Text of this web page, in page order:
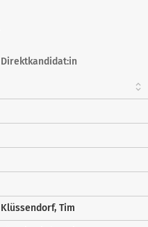
Direktkandidat:in
Klüssendorf, Tim